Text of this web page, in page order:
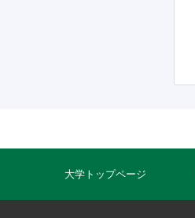
大学トップページ